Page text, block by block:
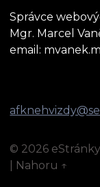
Správce
Mgr. Marcel
email:
© 2026
Nahoru ↑